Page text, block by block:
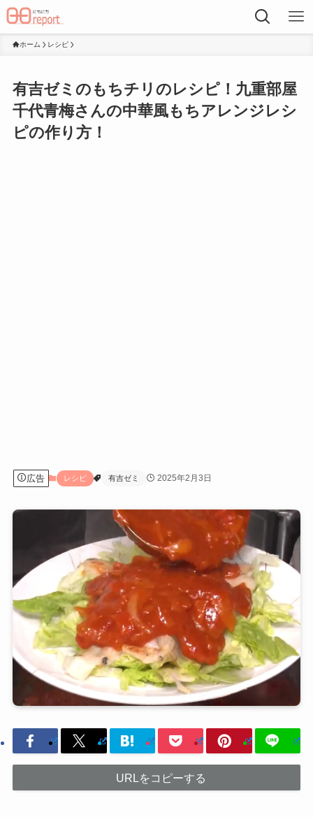
ホーム レシピ
有吉ゼミのもちチリのレシピ！九重部屋
千代青梅さんの中華風もちアレンジレシ
ピの作り方！
広告 レシピ 有吉ゼミ 2025年2月3日
URLをコピーする